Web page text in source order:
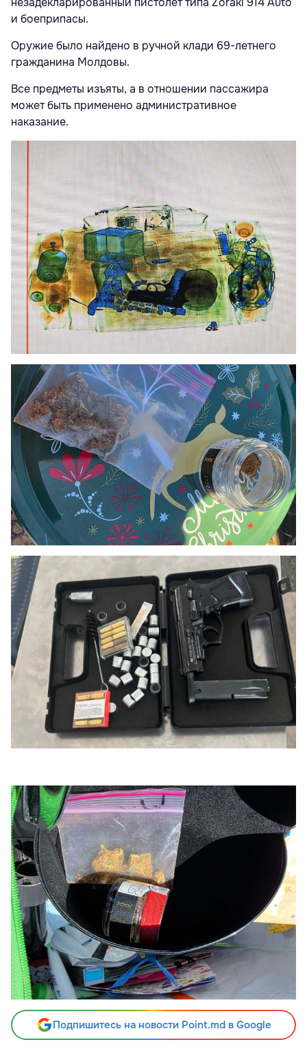
и боеприпасы.
Оружие было найдено в ручной клади 69-летнего
гражданина Молдовы.
Все предметы изъяты, а в отношении пассажира
может быть применено административное
наказание.
Подпишитесь на новости Point.md в Google